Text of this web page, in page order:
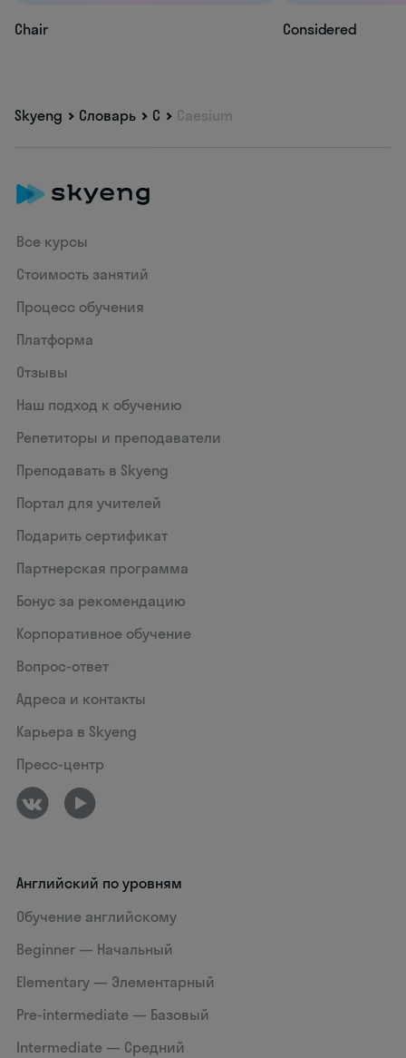
Chair Considered
Skyeng Словарь C Caesium
Все курсы
Стоимость занятий
Процесс обучения
Платформа
Отзывы
Наш подход к обучению
Репетиторы и преподаватели
Преподавать в Skyeng
Портал для учителей
Подарить сертификат
Партнерская программа
Бонус за рекомендацию
Корпоративное обучение
Вопрос-ответ
Адреса и контакты
Карьера в Skyeng
Пресс-центр
Английский по уровням
Обучение английскому
Beginner — Начальный
Elementary — Элементарный
Pre-intermediate — Базовый
Intermediate — Средний